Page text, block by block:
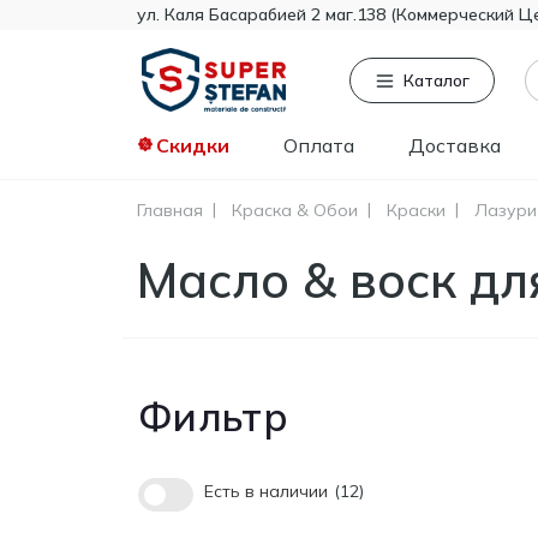
ул. Каля Басарабией 2 маг.138 (Коммерческий
Каталог
Скидки Оплата Доставка
Tikkurila
Knauf
Минвата
Монтажная пена
Главная Краска & Обои Краски
Масло & воск
Фильтр
Есть в наличии 12